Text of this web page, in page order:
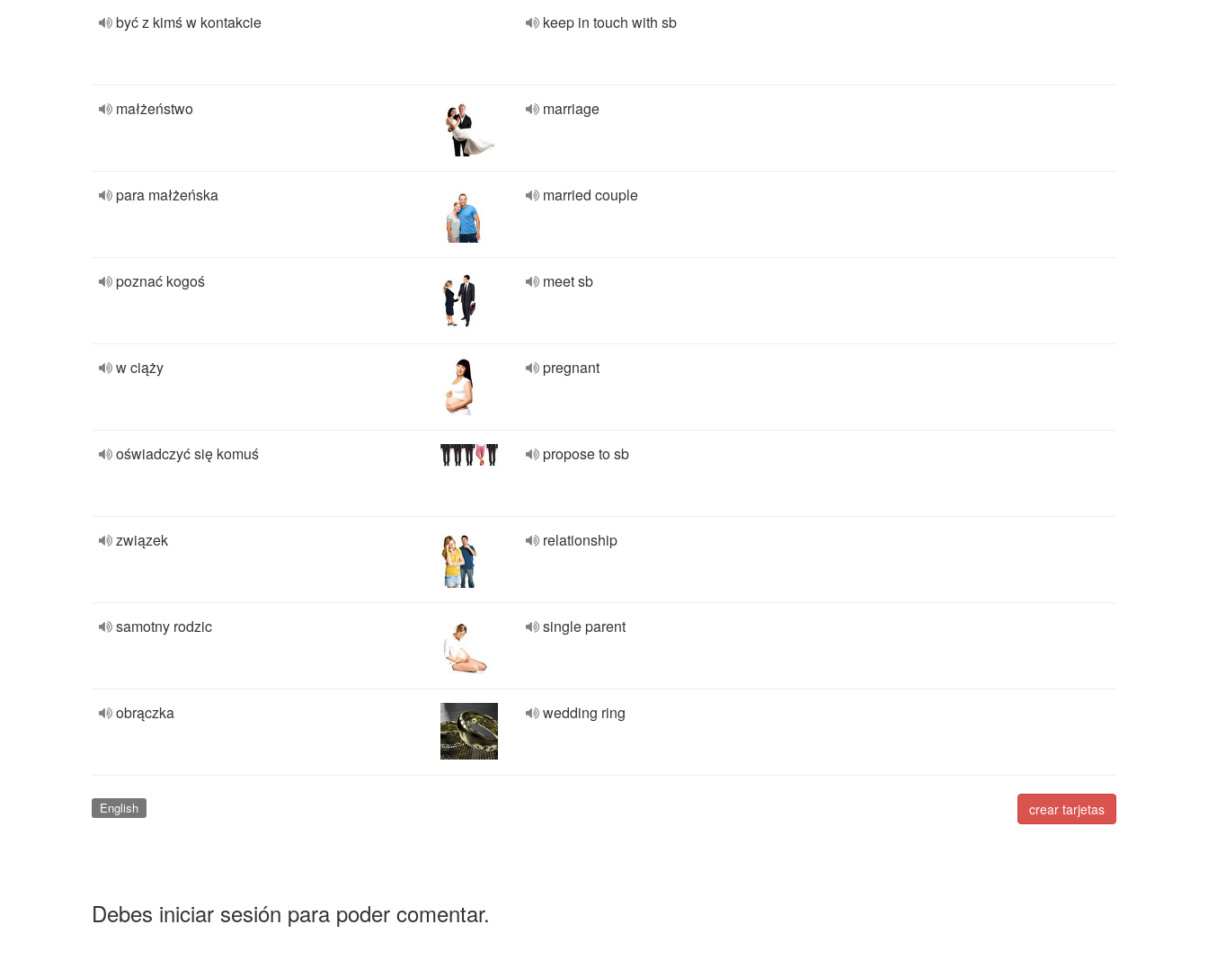
być z kimś w kontakcie keep in touch with sb
małżeństwo marriage
para małżeńska married couple
poznać kogoś meet sb
w ciąży pregnant
oświadczyć się komuś propose to sb
związek relationship
samotny rodzic single parent
obrączka wedding ring
crear tarjetas
English
Debes iniciar sesión para poder comentar.